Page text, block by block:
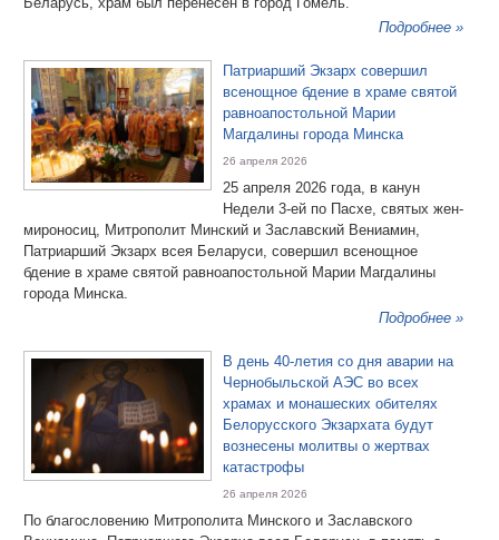
Подробнее »
Патриарший Экзарх совершил
всенощное бдение в храме святой
равноапостольной Марии
Магдалины города Минска
26 апреля 2026
25 апреля 2026 года, в канун
Недели 3-ей по Пасхе, святых жен-
мироносиц, Митрополит Минский и Заславский Вениамин,
Патриарший Экзарх всея Беларуси, совершил всенощное
бдение в храме святой равноапостольной Марии Магдалины
города Минска.
Подробнее »
В день 40-летия со дня аварии на
Чернобыльской АЭС во всех
храмах и монашеских обителях
Белорусского Экзархата будут
вознесены молитвы о жертвах
катастрофы
26 апреля 2026
По благословению Митрополита Минского и Заславского